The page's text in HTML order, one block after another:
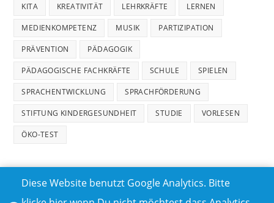
KITA KREATIVITÄT LEHRKRÄFTE LERNEN
MEDIENKOMPETENZ MUSIK PARTIZIPATION
PRÄVENTION PÄDAGOGIK
PÄDAGOGISCHE FACHKRÄFTE SCHULE SPIELEN
SPRACHENTWICKLUNG SPRACHFÖRDERUNG
STIFTUNG KINDERGESUNDHEIT STUDIE VORLESEN
ÖKO-TEST
Diese Website benutzt Google Analytics. Bitte